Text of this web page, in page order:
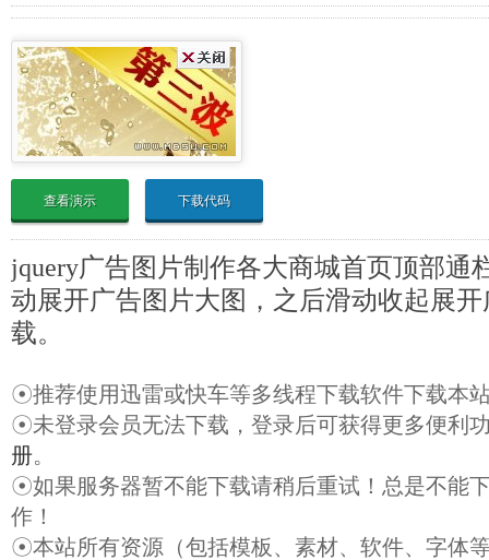
查看演示 下载代码
jquery广告图片制作各大商城首页顶部通
动展开广告图片大图，之后滑动收起展
载。
☉推荐使用迅雷或快车等多线程下载软件下载本
☉未登录会员无法下载，登录后可获得更多便利
册。
☉如果服务器暂不能下载请稍后重试！总是不能
作！
☉本站所有资源（包括模板、素材、软件、字体